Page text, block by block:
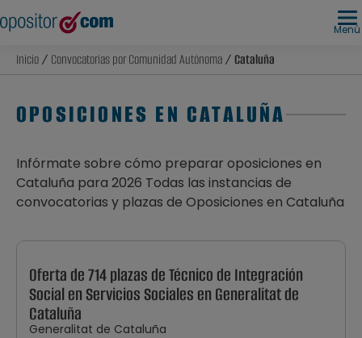
Menú
Inicio/ Convocatorias por Comunidad Autónoma/ Cataluña
OPOSICIONES EN CATALUÑA
Infórmate sobre cómo preparar oposiciones en
Cataluña para 2026 Todas las instancias de
convocatorias y plazas de Oposiciones en Cataluña
Oferta de 714 plazas de Técnico de Integración
Social en Servicios Sociales en Generalitat de
Cataluña
Generalitat de Cataluña